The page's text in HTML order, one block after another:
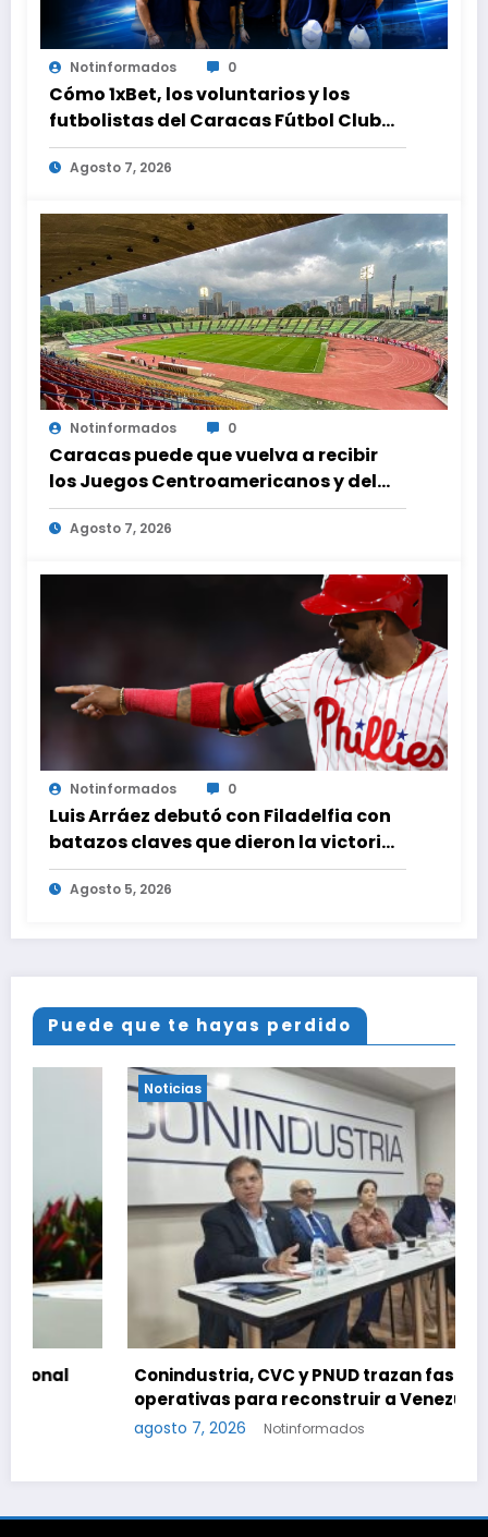
Notinformados 0
Cómo 1xBet, los voluntarios y los
futbolistas del Caracas Fútbol Club
juntaron fuerzas para ayudar a las
familias de Venezuela
Agosto 7, 2026
Notinformados 0
Caracas puede que vuelva a recibir
los Juegos Centroamericanos y del
Caribe tras mas de 70 años
Agosto 7, 2026
Notinformados 0
Luis Arráez debutó con Filadelfia con
batazos claves que dieron la victoria
ante Nacionales
Agosto 5, 2026
Puede que te hayas perdido
Conindustria, CVC y PNUD trazan fases
operativas para reconstruir a Venezuela
agosto 7, 2026 Notinformados